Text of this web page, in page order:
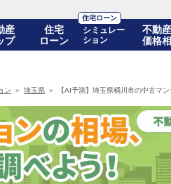
産
プ
住宅
ローン
住宅ローン
シミュレー
ション
不動
価格
ン 埼玉県 【AI予測】埼玉県桶川市の中古マ